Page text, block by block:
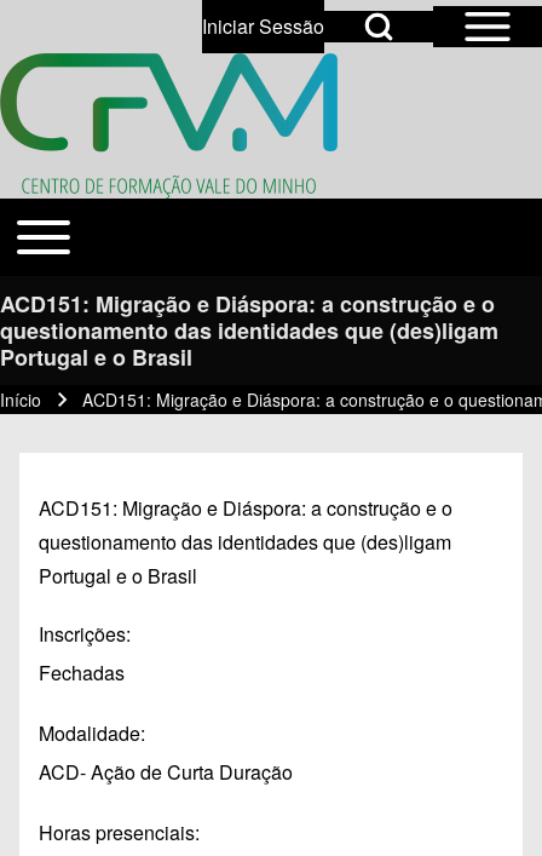
Close search
Search
Open Sidebar
Open Search Block
User account menu
Iniciar SessãoOpen login dialog
Temas
Toggle main menu
ACD151: Migração e Diáspora: a construção e o
questionamento das identidades que (des)ligam
Portugal e o Brasil
Navegação estrutural
Início ACD151: Migração e Diáspora: a construção e o
ACD151: Migração e Diáspora: a construção e o
questionamento das identidades que (des)ligam
Portugal e o Brasil
Inscrições
Fechadas
Modalidade
ACD- Ação de Curta Duração
Horas presenciais